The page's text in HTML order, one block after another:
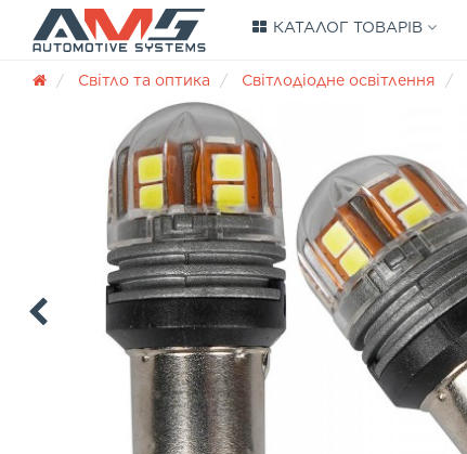
КАТАЛОГ ТОВАРІВ
Світло та оптика Світлодіодне освітлення